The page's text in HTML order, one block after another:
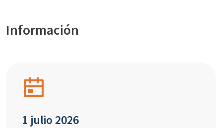
Información
1 julio 2026